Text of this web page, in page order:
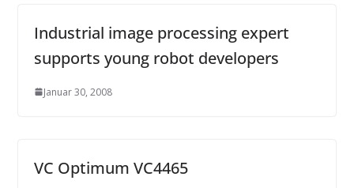
Industrial image processing expert
supports young robot developers
Januar 30, 2008
VC Optimum VC4465